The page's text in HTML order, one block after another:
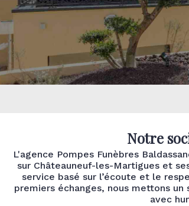
Notre
L'agence Pompes Funèbres
sur Châteauneuf-les-Martigues et
service basé sur l’écoute et le
premiers échanges, nous mettons
avec